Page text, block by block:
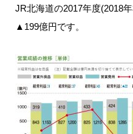
JR北海道の2017年度(2018
▲199億円です。